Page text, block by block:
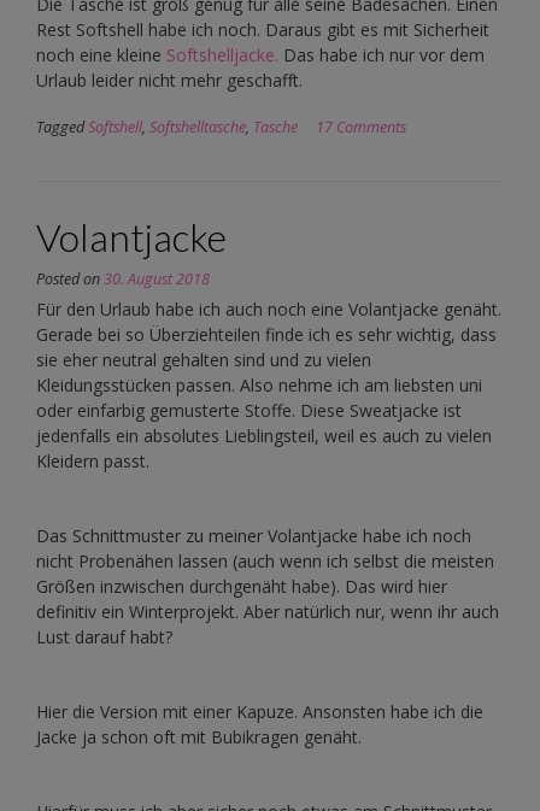
Rest Softshell habe ich noch. Daraus gibt es mit Sicherheit
noch eine kleine Softshelljacke. Das habe ich nur vor dem
Urlaub leider nicht mehr geschafft.
TaggedSoftshell, Softshelltasche, Tasche 17 Comments
Volantjacke
Posted on30. August 2018
Für den Urlaub habe ich auch noch eine Volantjacke genäht.
Gerade bei so Überziehteilen finde ich es sehr wichtig, dass
sie eher neutral gehalten sind und zu vielen
Kleidungsstücken passen. Also nehme ich am liebsten uni
oder einfarbig gemusterte Stoffe. Diese Sweatjacke ist
jedenfalls ein absolutes Lieblingsteil, weil es auch zu vielen
Kleidern passt.
Das Schnittmuster zu meiner Volantjacke habe ich noch
nicht Probenähen lassen (auch wenn ich selbst die meisten
Größen inzwischen durchgenäht habe). Das wird hier
definitiv ein Winterprojekt. Aber natürlich nur, wenn ihr auch
Lust darauf habt?
Hier die Version mit einer Kapuze. Ansonsten habe ich die
Jacke ja schon oft mit Bubikragen genäht.